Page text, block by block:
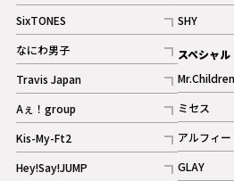
記事
ギャラリー
SixTONES
記事
ギャラリー
なにわ男子
記事
Travis Japan
記事
Aぇ！group
記事
Kis-My-Ft2
記事
ギャラリー
Hey!Say!JUMP
記事
SHY
記事
スペシャル
Mr.Children
記事
ミセス
記事
アルフィー
記事
GLAY